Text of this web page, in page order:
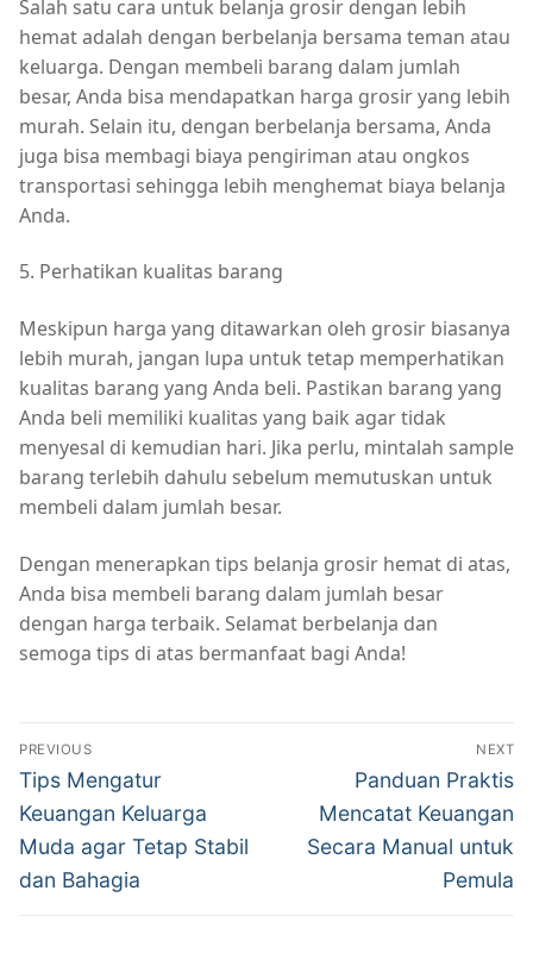
Salah satu cara untuk belanja grosir dengan lebih
hemat adalah dengan berbelanja bersama teman atau
keluarga. Dengan membeli barang dalam jumlah
besar, Anda bisa mendapatkan harga grosir yang lebih
murah. Selain itu, dengan berbelanja bersama, Anda
juga bisa membagi biaya pengiriman atau ongkos
transportasi sehingga lebih menghemat biaya belanja
Anda.
5. Perhatikan kualitas barang
Meskipun harga yang ditawarkan oleh grosir biasanya
lebih murah, jangan lupa untuk tetap memperhatikan
kualitas barang yang Anda beli. Pastikan barang yang
Anda beli memiliki kualitas yang baik agar tidak
menyesal di kemudian hari. Jika perlu, mintalah sample
barang terlebih dahulu sebelum memutuskan untuk
membeli dalam jumlah besar.
Dengan menerapkan tips belanja grosir hemat di atas,
Anda bisa membeli barang dalam jumlah besar
dengan harga terbaik. Selamat berbelanja dan
semoga tips di atas bermanfaat bagi Anda!
Navigasi
pos
PREVIOUS
Previous
post:
Tips Mengatur
Keuangan Keluarga
Muda agar Tetap Stabil
dan Bahagia
NEXT
Next
post:
Panduan Praktis
Mencatat Keuangan
Secara Manual untuk
Pemula